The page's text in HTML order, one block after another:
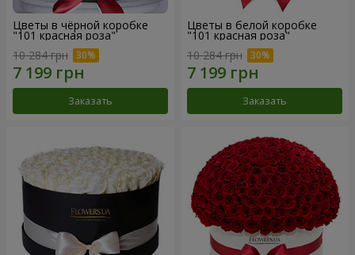
Цветы в чёрной коробке
"101 красная роза"
10 284 грн
Заказать
Цветы в белой коробке
"101 красная роза"
10 284 грн
Заказать